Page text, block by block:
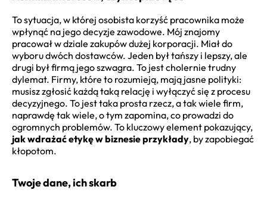
To sytuacja, w której osobista korzyść pracownika może
wpłynąć na jego decyzje zawodowe. Mój znajomy
pracował w dziale zakupów dużej korporacji. Miał do
wyboru dwóch dostawców. Jeden był tańszy i lepszy, ale
drugi był firmą jego szwagra. To jest cholernie trudny
dylemat. Firmy, które to rozumieją, mają jasne polityki:
musisz zgłosić każdą taką relację i wyłączyć się z procesu
decyzyjnego. To jest taka prosta rzecz, a tak wiele firm,
naprawdę tak wiele, o tym zapomina, co prowadzi do
ogromnych problemów. To kluczowy element pokazujący,
jak wdrażać etykę w biznesie przykłady, by zapobiegać
kłopotom.
Twoje dane, ich skarb